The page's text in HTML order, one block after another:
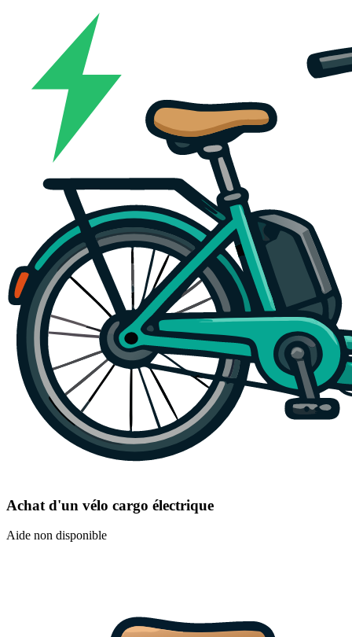
Achat d'un vélo cargo électrique
Aide non disponible